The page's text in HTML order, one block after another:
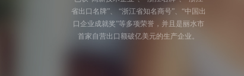
省出口名牌”、 “浙江省知名商号”、“中国出
口企业成就奖”等多项荣誉，并且是丽水市
首家自营出口额破亿美元的生产企业。